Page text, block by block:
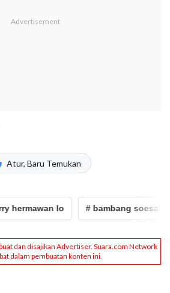
Atur, Baru Temukan
hermawan lo # bambang soesatyo